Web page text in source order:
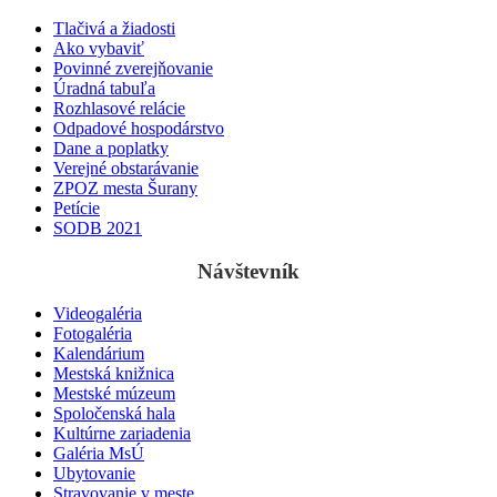
Tlačivá a žiadosti
Ako vybaviť
Povinné zverejňovanie
Úradná tabuľa
Rozhlasové relácie
Odpadové hospodárstvo
Dane a poplatky
Verejné obstarávanie
ZPOZ mesta Šurany
Petície
SODB 2021
Návštevník
Videogaléria
Fotogaléria
Kalendárium
Mestská knižnica
Mestské múzeum
Spoločenská hala
Kultúrne zariadenia
Galéria MsÚ
Ubytovanie